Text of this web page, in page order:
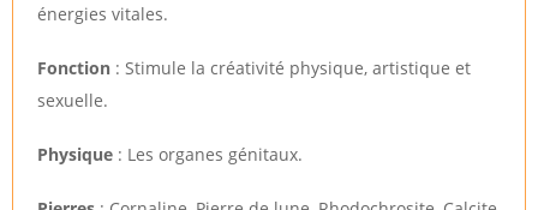
énergies vitales.
Fonction : Stimule la créativité physique, artistique et
sexuelle.
Physique : Les organes génitaux.